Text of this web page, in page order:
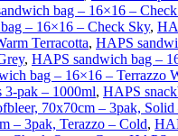
bag – 16×16 –
– 16×16 – Check Sky,
Terracotta, HAPS
, HAPS sandwich bag –
bag – 16×16 – Terrazzo
3-pak – 1000ml, HAPS
70x70cm – 3pak, Solid
– 3pak, Terazzo – Cold,